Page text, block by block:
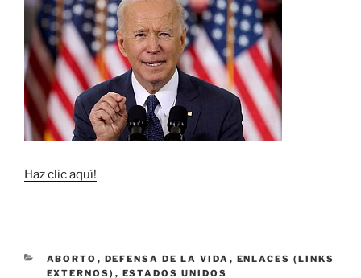
Haz clic aquí!
CATEGORÍAS
ABORTO , DEFENSA DE LA VIDA , ENLACES (LINKS
EXTERNOS) , ESTADOS UNIDOS